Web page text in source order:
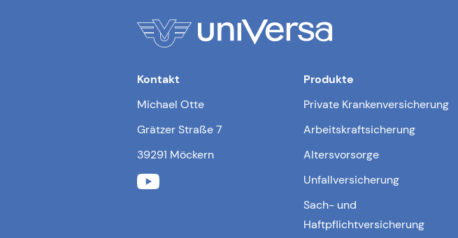
Kontakt
Michael Otte
Grätzer Straße 7
39291 Möckern
Produkte
Private Krankenversicherung
Arbeitskraftsicherung
Altersvorsorge
Unfallversicherung
Sach- und
Haftpflichtversicherung